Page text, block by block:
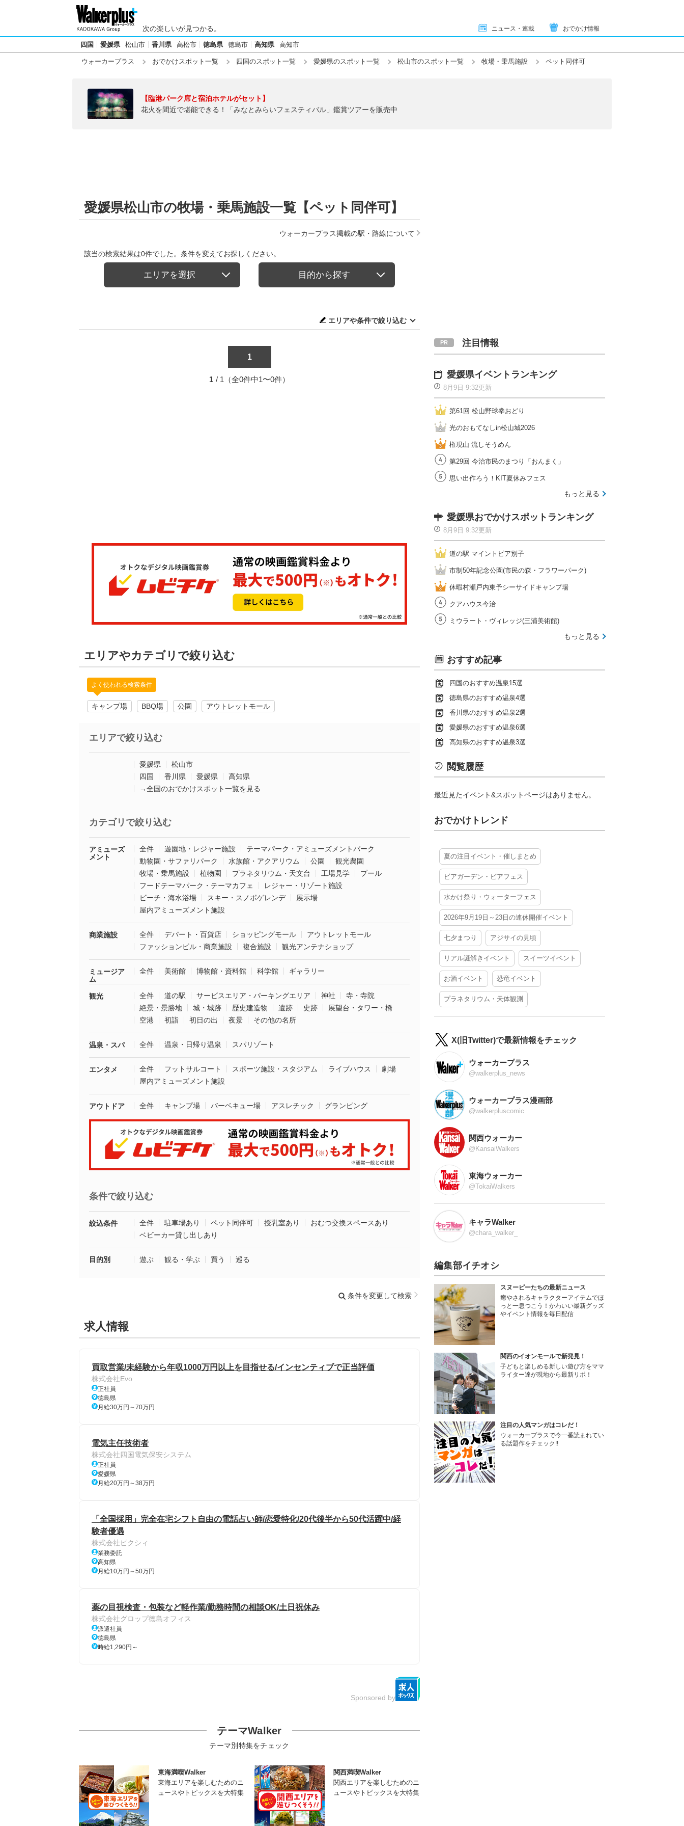
次の楽しいが見つかる。 ニュース・連載 おでかけ情報
四国 愛媛県 松山市 香川県 高松市 徳島県 徳島市 高知県 高知市
ウォーカープラス おでかけスポット一覧 四国のスポット一覧 愛媛県のスポット一覧 松山市のスポット一覧 牧場・乗馬施設 ペット同伴可
【臨港パーク席と宿泊ホテルがセット】
花火を間近で堪能できる！「みなとみらいフェスティバル」鑑賞ツアーを販売中
愛媛県松山市の牧場・乗馬施設一覧【ペット同伴可】
ウォーカープラス掲載の駅・路線について
該当の検索結果は0件でした。条件を変えてお探しください。
エリアを選択 目的から探す
エリアや条件で絞り込む
1
1 / 1（全0件中1〜0件）
エリアやカテゴリで絞り込む
よく使われる検索条件
キャンプ場 BBQ場 公園 アウトレットモール
エリアで絞り込む
愛媛県
松山市
四国
香川県 愛媛県
高知県
→全国のおでかけスポット一覧を見る
カテゴリで絞り込む
アミューズ
メント
全件 遊園地・レジャー施設
テーマパーク・アミューズメントパーク
動物園・サファリパーク
水族館・アクアリウム 公園
観光農園
牧場・乗馬施設
植物園 プラネタリウム・天文台 工場見学
プール
フードテーマパーク・テーマカフェ
レジャー・リゾート施設
ビーチ・海水浴場
スキー・スノボゲレンデ
展示場
屋内アミューズメント施設
商業施設 全件 デパート・百貨店 ショッピングモール
アウトレットモール
ファッションビル・商業施設
複合施設 観光アンテナショップ
ミュージア
ム
全件 美術館 博物館・資料館 科学館 ギャラリー
観光 全件 道の駅 サービスエリア・パーキングエリア 神社
寺・寺院
絶景・景勝地
城・城跡 歴史建造物 遺跡 史跡
展望台・タワー・橋
空港
初詣 初日の出 夜景 その他の名所
温泉・スパ 全件 温泉・日帰り温泉 スパリゾート
エンタメ 全件 フットサルコート スポーツ施設・スタジアム ライブハウス
劇場
屋内アミューズメント施設
アウトドア 全件 キャンプ場 バーベキュー場 アスレチック グランピング
条件で絞り込む
絞込条件 全件 駐車場あり ペット同伴可 授乳室あり
おむつ交換スペースあり
ベビーカー貸し出しあり
目的別 遊ぶ 観る・学ぶ 買う 巡る
条件を変更して検索
求人情報
買取営業/未経験から年収1000万円以上を目指せる/インセンティブで正当評価
株式会社Evo
正社員
徳島県
月給30万円～70万円
電気主任技術者
株式会社四国電気保安システム
正社員
愛媛県
月給20万円～38万円
「全国採用」完全在宅シフト自由の電話占い師/恋愛特化/20代後半から50代活躍中/経
験者優遇
株式会社ピクシィ
業務委託
高知県
月給10万円～50万円
薬の目視検査・包装など軽作業/勤務時間の相談OK/土日祝休み
株式会社グロップ徳島オフィス
派遣社員
徳島県
時給1,290円～
Sponsored by
テーマWalker
テーマ別特集をチェック
東海満喫Walker
東海エリアを楽しむためのニ
ュースやトピックスを大特集
関西満喫Walker
関西エリアを楽しむためのニ
ュースやトピックスを大特集
注目情報
愛媛県イベントランキング
8月9日 9:32更新
第61回 松山野球拳おどり
光のおもてなしin松山城2026
権現山 流しそうめん
第29回 今治市民のまつり「おんまく」
思い出作ろう！KIT夏休みフェス
もっと見る
愛媛県おでかけスポットランキング
8月9日 9:32更新
道の駅 マイントピア別子
市制50年記念公園(市民の森・フラワーパーク)
休暇村瀬戸内東予シーサイドキャンプ場
クアハウス今治
ミウラート・ヴィレッジ(三浦美術館)
もっと見る
おすすめ記事
四国のおすすめ温泉15選
徳島県のおすすめ温泉4選
香川県のおすすめ温泉2選
愛媛県のおすすめ温泉6選
高知県のおすすめ温泉3選
閲覧履歴
最近見たイベント&スポットページはありません。
おでかけトレンド
夏の注目イベント・催しまとめ
ビアガーデン・ビアフェス
水かけ祭り・ウォーターフェス
2026年9月19日～23日の連休開催イベント
七夕まつり アジサイの見頃
リアル謎解きイベント スイーツイベント
お酒イベント 恐竜イベント
プラネタリウム・天体観測
X(旧Twitter)で最新情報をチェック
ウォーカープラス
@walkerplus_news
ウォーカープラス漫画部
@walkerpluscomic
関西ウォーカー
@KansaiWalkers
東海ウォーカー
@TokaiWalkers
キャラWalker
@chara_walker_
編集部イチオシ
スヌーピーたちの最新ニュース
癒やされるキャラクターアイテムでほ
っと一息つこう！かわいい最新グッズ
やイベント情報を毎日配信
関西のイオンモールで新発見！
子どもと楽しめる新しい遊び方をママ
ライター達が現地から最新リポ！
注目の人気マンガはコレだ！
ウォーカープラスで今一番読まれてい
る話題作をチェック!!